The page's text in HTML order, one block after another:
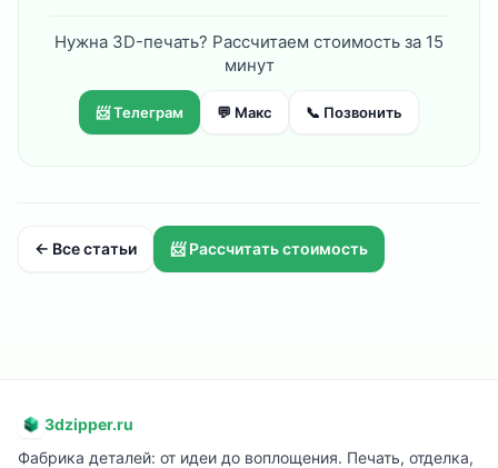
Нужна 3D-печать? Рассчитаем стоимость за 15
минут
📨 Телеграм 💬 Макс 📞 Позвонить
← Все статьи 📨 Рассчитать стоимость
3dzipper.ru
Фабрика деталей: от идеи до воплощения. Печать, отделка,